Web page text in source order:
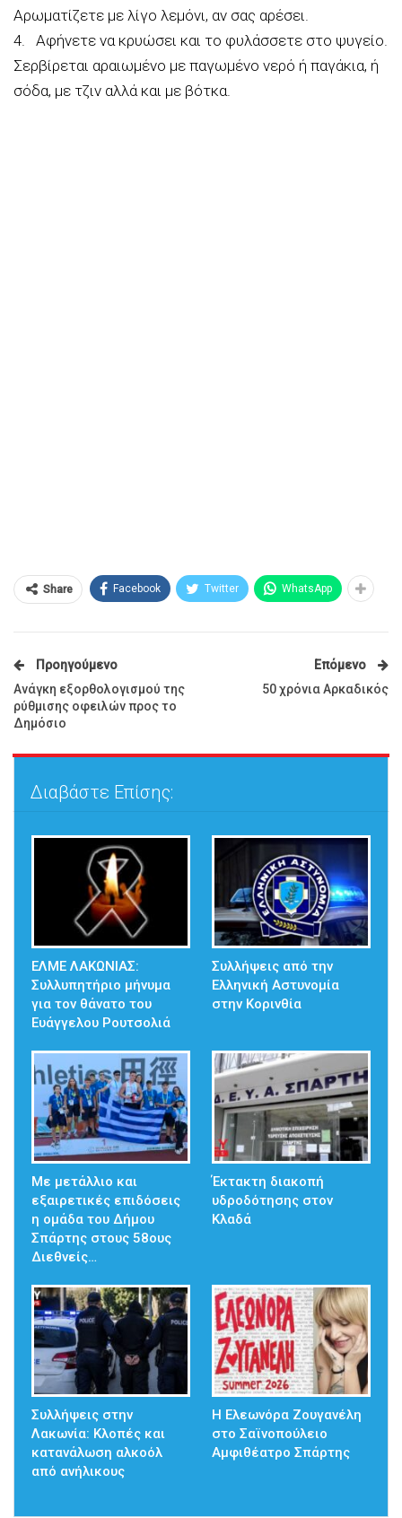
Αρωματίζετε με λίγο λεμόνι, αν σας αρέσει.
4. Αφήνετε να κρυώσει και το φυλάσσετε στο ψυγείο.
Σερβίρεται αραιωμένο με παγωμένο νερό ή παγάκια, ή
σόδα, με τζιν αλλά και με βότκα.
Share Facebook Twitter WhatsApp
Προηγούμενο
Ανάγκη εξορθολογισμού της
ρύθμισης οφειλών προς το
Δημόσιο
Επόμενο
50 χρόνια Αρκαδικός
Διαβάστε Επίσης:
ΕΛΜΕ ΛΑΚΩΝΙΑΣ:
Συλλυπητήριο μήνυμα
για τον θάνατο του
Ευάγγελου Ρουτσολιά
Συλλήψεις από την
Ελληνική Αστυνομία
στην Κορινθία
Με μετάλλιο και
εξαιρετικές επιδόσεις
η ομάδα του Δήμου
Σπάρτης στους 58ους
Διεθνείς…
Έκτακτη διακοπή
υδροδότησης στον
Κλαδά
Συλλήψεις στην
Λακωνία: Κλοπές και
κατανάλωση αλκοόλ
από ανήλικους
Η Ελεωνόρα Ζουγανέλη
στο Σαϊνοπούλειο
Αμφιθέατρο Σπάρτης